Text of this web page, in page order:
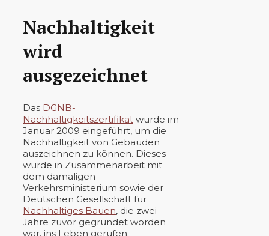
Nachhaltigkeit
wird
ausgezeichnet
Das DGNB-
Nachhaltigkeitszertifikat wurde im
Januar 2009 eingeführt, um die
Nachhaltigkeit von Gebäuden
auszeichnen zu können. Dieses
wurde in Zusammenarbeit mit
dem damaligen
Verkehrsministerium sowie der
Deutschen Gesellschaft für
Nachhaltiges Bauen, die zwei
Jahre zuvor gegründet worden
war, ins Leben gerufen.